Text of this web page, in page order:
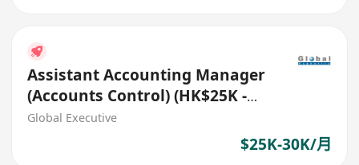
Assistant Accounting Manager
(Accounts Control) (HK$25K -
$30K) (Ref. No. 27451)
Global Executive
$25K-30K/月